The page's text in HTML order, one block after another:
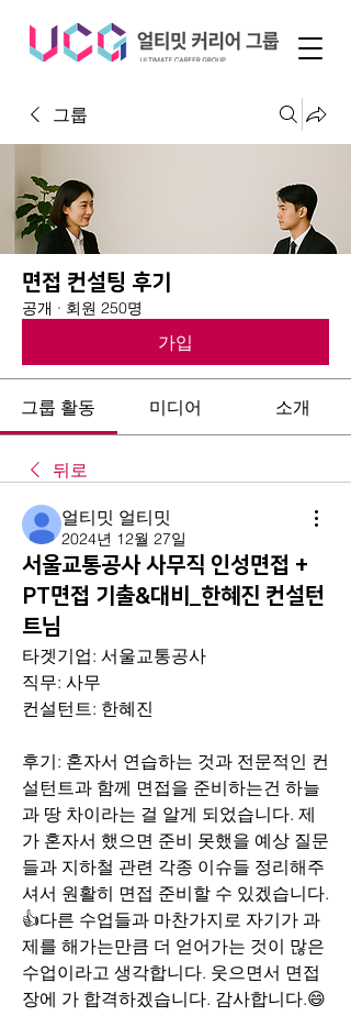
그룹
면접 컨설팅 후기
공개 · 회원 250명
가입
그룹 활동 미디어 소개
뒤로
얼티밋 얼티밋
2024년 12월 27일
서울교통공사 사무직 인성면접 +
PT면접 기출&대비_한혜진 컨설턴
트님
타겟기업: 서울교통공사
직무: 사무
컨설턴트: 한혜진
후기: 혼자서 연습하는 것과 전문적인 컨
설턴트과 함께 면접을 준비하는건 하늘
과 땅 차이라는 걸 알게 되었습니다. 제
가 혼자서 했으면 준비 못했을 예상 질문
들과 지하철 관련 각종 이슈들 정리해주
셔서 원활히 면접 준비할 수 있겠습니다.
👍다른 수업들과 마찬가지로 자기가 과
제를 해가는만큼 더 얻어가는 것이 많은
수업이라고 생각합니다. 웃으면서 면접
장에 가 합격하겠습니다. 감사합니다.😄